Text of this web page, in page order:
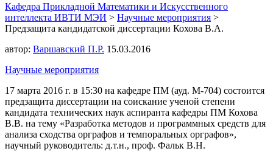
Кафедра Прикладной Математики и Искусственного
интеллекта ИВТИ МЭИ > Научные мероприятия >
Предзащита кандидатской диссертации Кохова В.А.
автор: Варшавский П.Р. 15.03.2016
Научные мероприятия
17 марта 2016 г. в 15:30 на кафедре ПМ (ауд. М-704) состоится
предзащита диссертации на соискание ученой степени
кандидата технических наук аспиранта кафедры ПМ Кохова
В.В. на тему «Разработка методов и программных средств для
анализа сходства орграфов и темпоральных орграфов»,
научный руководитель: д.т.н., проф. Фальк В.Н.